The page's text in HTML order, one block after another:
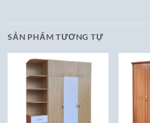
SẢN PHẨM TƯƠNG TỰ